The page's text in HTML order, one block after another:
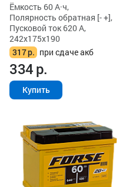
Ёмкость 60 А·ч,
Полярность обратная [- +],
Пусковой ток 620 А,
242x175x190
317р. при сдаче акб
334р.
Купить